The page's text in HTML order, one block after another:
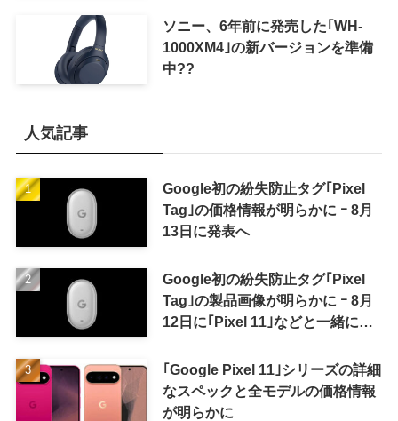
ソニー、6年前に発売した｢WH-
1000XM4｣の新バージョンを準備
中??
人気記事
Google初の紛失防止タグ｢Pixel
Tag｣の価格情報が明らかに ｰ 8月
13日に発表へ
Google初の紛失防止タグ｢Pixel
Tag｣の製品画像が明らかに ｰ 8月
12日に｢Pixel 11｣などと一緒に発
｢Google Pixel 11｣シリーズの詳細
なスペックと全モデルの価格情報
が明らかに